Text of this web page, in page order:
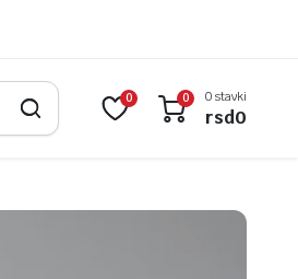
0 0 0 stavki
rsd0